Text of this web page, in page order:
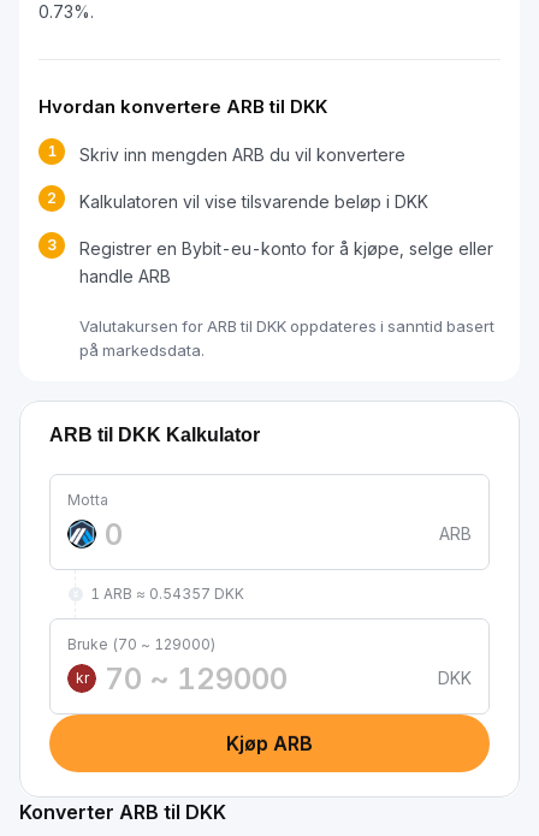
0.73%.
Hvordan konvertere ARB til DKK
1 Skriv inn mengden ARB du vil konvertere
2 Kalkulatoren vil vise tilsvarende beløp i DKK
3
Registrer en Bybit-eu-konto for å kjøpe, selge eller
handle ARB
Valutakursen for ARB til DKK oppdateres i sanntid basert
på markedsdata.
ARB til DKK Kalkulator
Motta
ARB
1 ARB ≈ 0.54357 DKK
Bruke (70 ~ 129000)
kr
DKK
Kjøp ARB
Konverter ARB til DKK